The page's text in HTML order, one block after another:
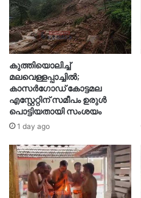
കുത്തിയൊലിച്ച്
മലവെള്ളപ്പാച്ചിൽ;
കാസർഗോഡ് കോട്ടമല
എസ്റ്റേറ്റിന് സമീപം ഉരുൾ
പൊട്ടിയതായി സംശയം
1 day ago